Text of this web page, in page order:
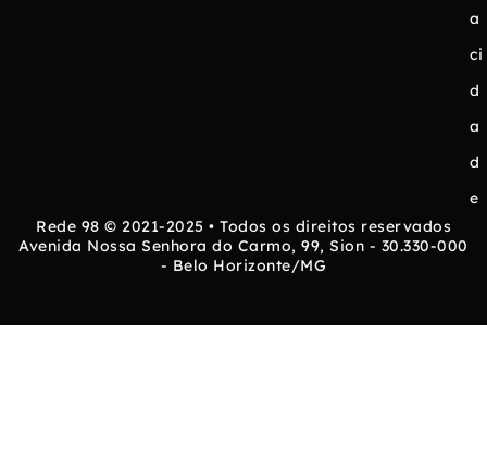
a
ci
d
a
d
e
Rede 98 © 2021-2025 • Todos os direitos reservados
Avenida Nossa Senhora do Carmo, 99, Sion - 30.330-000
- Belo Horizonte/MG